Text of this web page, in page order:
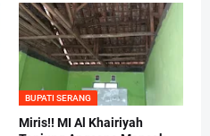
BUPATI SERANG
Miris!! MI Al Khairiyah